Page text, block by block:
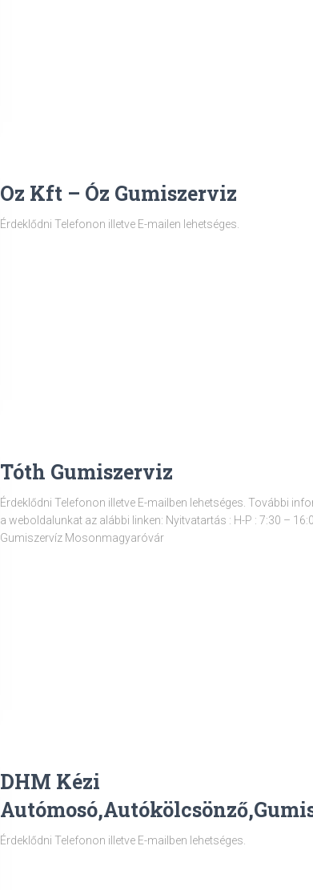
Oz Kft – Óz Gumiszerviz
Érdeklődni Telefonon illetve E-mailen lehetséges.
Tóth Gumiszerviz
Érdeklődni Telefonon illetve E-mailben lehetséges. További
a weboldalunkat az alábbi linken: Nyitvatartás : H-P : 7:30 –
Gumiszervíz Mosonmagyaróvár
DHM Kézi
Érdeklődni Telefonon illetve E-mailben lehetséges.